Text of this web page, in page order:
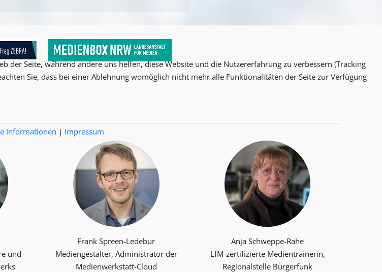
und
Frank Spreen-Ledebur
Mediengestalter, Administrator der
Medienwerkstatt-Cloud
Anja Schweppe-Rahe
LfM-zertifizierte Medientrainerin,
Regionalstelle Bürgerfunk
der Seite, während andere uns helfen, diese Website und die Nutzererfahrung zu verbessern (Tracking
Sie, dass bei einer Ablehnung womöglich nicht mehr alle Funktionalitäten der Seite zur Verfügung
Informationen | Impressum